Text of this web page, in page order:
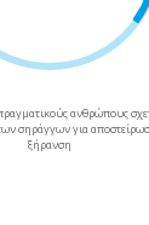
ανθρώπους
σηράγγων για
ξήρανση